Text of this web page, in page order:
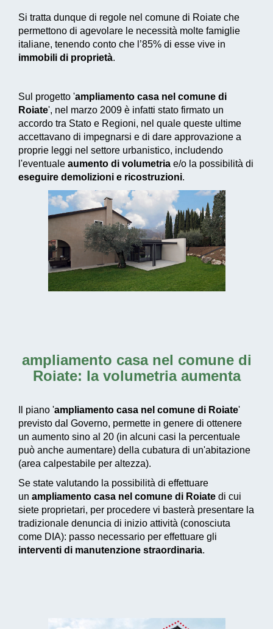
Si tratta dunque di regole nel comune di Roiate che
permettono di agevolare le necessità molte famiglie
italiane, tenendo conto che l’85% di esse vive in
immobili di proprietà.
Sul progetto 'ampliamento casa nel comune di
Roiate', nel marzo 2009 è infatti stato firmato un
accordo tra Stato e Regioni, nel quale queste ultime
accettavano di impegnarsi e di dare approvazione a
proprie leggi nel settore urbanistico, includendo
l'eventuale aumento di volumetria e/o la possibilità di
eseguire demolizioni e ricostruzioni.
ampliamento casa nel comune di
Roiate: la volumetria aumenta
Il piano 'ampliamento casa nel comune di Roiate'
previsto dal Governo, permette in genere di ottenere
un aumento sino al 20 (in alcuni casi la percentuale
può anche aumentare) della cubatura di un'abitazione
(area calpestabile per altezza).
Se state valutando la possibilità di effettuare
un ampliamento casa nel comune di Roiate di cui
siete proprietari, per procedere vi basterà presentare la
tradizionale denuncia di inizio attività (conosciuta
come DIA): passo necessario per effettuare gli
interventi di manutenzione straordinaria.